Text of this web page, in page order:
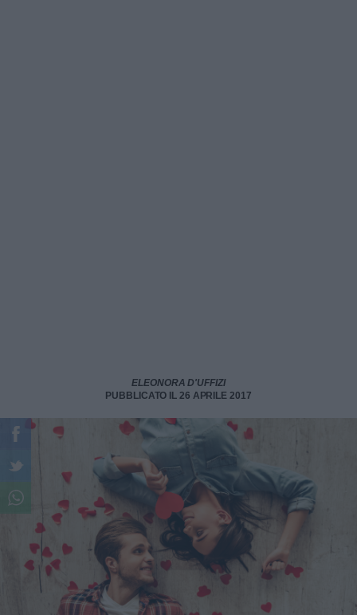
ELEONORA D'UFFIZI
PUBBLICATO IL 26 APRILE 2017